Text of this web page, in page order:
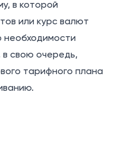
в которой
или курс валют
необходимости
в свою очередь,
тарифного плана